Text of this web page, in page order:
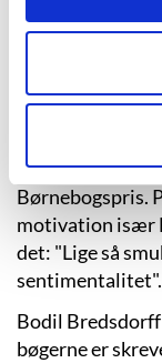
initiativtager.
værker udgivet,
år kom så de
I 1995 fik Bodil
Børnebogspris.
motivation især
det: "Lige så
sentimentalitet".
Bodil
bøgerne er